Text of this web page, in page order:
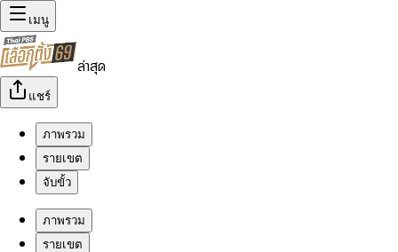
เมนู
ล่าสุด
แชร์
ภาพรวม
รายเขต
จับขั้ว
ภาพรวม
รายเขต